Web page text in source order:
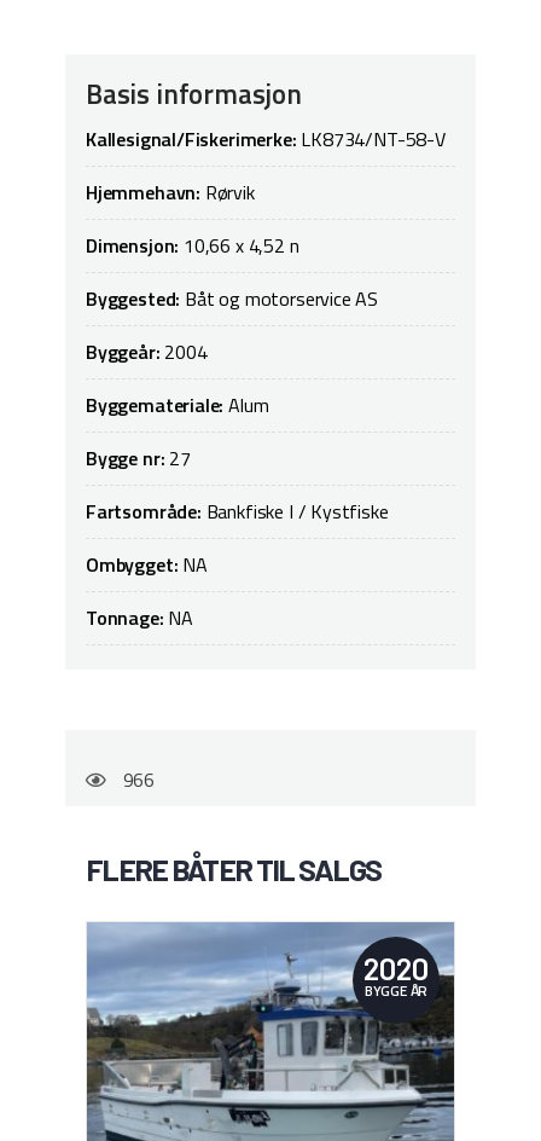
Basis informasjon
Kallesignal/Fiskerimerke: LK8734/NT-58-V
Hjemmehavn: Rørvik
Dimensjon: 10,66 x 4,52 n
Byggested: Båt og motorservice AS
Byggeår: 2004
Byggemateriale:Alum
Bygge nr: 27
Fartsområde: Bankfiske I / Kystfiske
Ombygget: NA
Tonnage: NA
966
FLERE BÅTER TIL SALGS
2020
BYGGE ÅR